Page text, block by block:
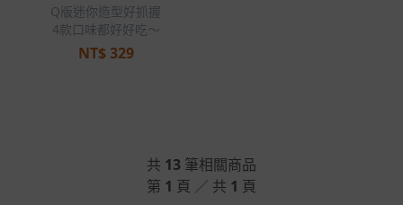
Q版迷你造型好抓握
4款口味都好好吃～
NT$329
共 13筆相關商品
第 1 頁 ／ 共 1 頁